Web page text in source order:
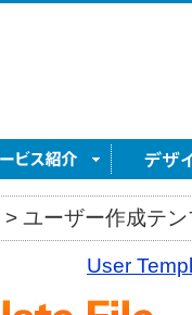
> ユーザー作成テ
User